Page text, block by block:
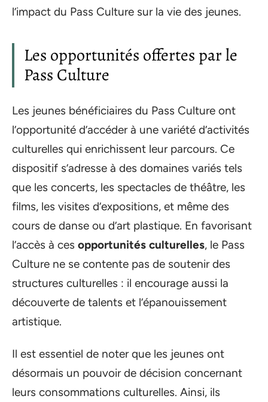
l’impact du Pass Culture sur la vie des jeunes.
Les opportunités offertes par le
Pass Culture
Les jeunes bénéficiaires du Pass Culture ont
l’opportunité d’accéder à une variété d’activités
culturelles qui enrichissent leur parcours. Ce
dispositif s’adresse à des domaines variés tels
que les concerts, les spectacles de théâtre, les
films, les visites d’expositions, et même des
cours de danse ou d’art plastique. En favorisant
l’accès à ces opportunités culturelles, le Pass
Culture ne se contente pas de soutenir des
structures culturelles : il encourage aussi la
découverte de talents et l’épanouissement
artistique.
Il est essentiel de noter que les jeunes ont
désormais un pouvoir de décision concernant
leurs consommations culturelles. Ainsi, ils